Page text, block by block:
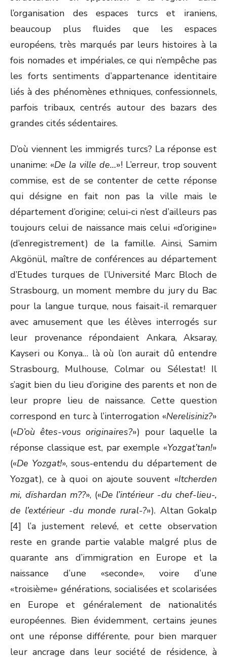
l’organisation des espaces turcs et iraniens,
beaucoup plus fluides que les espaces
européens, très marqués par leurs histoires à la
fois nomades et impériales, ce qui n’empêche pas
les forts sentiments d’appartenance identitaire
liés à des phénomènes ethniques, confessionnels,
parfois tribaux, centrés autour des bazars des
grandes cités sédentaires.
D’où viennent les immigrés turcs? La réponse est
unanime: «De la ville de…»! L’erreur, trop souvent
commise, est de se contenter de cette réponse
qui désigne en fait non pas la ville mais le
département d’origine; celui-ci n’est d’ailleurs pas
toujours celui de naissance mais celui «d’origine»
(d’enregistrement) de la famille. Ainsi, Samim
Akgönül, maître de conférences au département
d’Etudes turques de l’Université Marc Bloch de
Strasbourg, un moment membre du jury du Bac
pour la langue turque, nous faisait-il remarquer
avec amusement que les élèves interrogés sur
leur provenance répondaient Ankara, Aksaray,
Kayseri ou Konya… là où l’on aurait dû entendre
Strasbourg, Mulhouse, Colmar ou Sélestat! Il
s’agit bien du lieu d’origine des parents et non de
leur propre lieu de naissance. Cette question
correspond en turc à l’interrogation «Nerelisiniz?»
(«D’où êtes-vous originaires?») pour laquelle la
réponse classique est, par exemple «Yozgat’tan!»
(«De Yozgat!», sous-entendu du département de
Yozgat), ce à quoi on ajoute souvent «Itcherden
mi, dïshardan m??», («De l’intérieur -du chef-lieu-,
de l’extérieur -du monde rural-?»). Altan Gokalp
[4] l’a justement relevé, et cette observation
reste en grande partie valable malgré plus de
quarante ans d’immigration en Europe et la
naissance d’une «seconde», voire d’une
«troisième» générations, socialisées et scolarisées
en Europe et généralement de nationalités
européennes. Bien évidemment, certains jeunes
ont une réponse différente, pour bien marquer
leur ancrage dans leur société de résidence, à